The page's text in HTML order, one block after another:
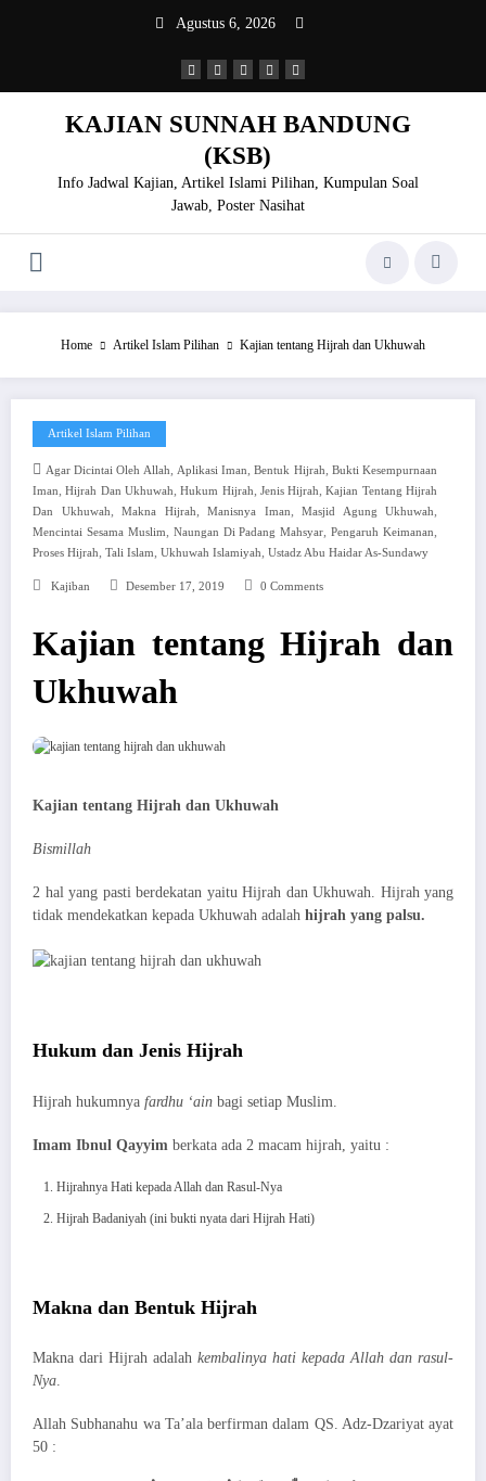
Agustus 6, 2026
KAJIAN SUNNAH BANDUNG
(KSB)
Info Jadwal Kajian, Artikel Islami Pilihan, Kumpulan Soal
Jawab, Poster Nasihat
Home Artikel Islam Pilihan Kajian tentang Hijrah dan Ukhuwah
Artikel Islam Pilihan
Agar Dicintai Oleh Allah, Aplikasi Iman,Bentuk Hijrah, Bukti Kesempurnaan
Iman,Hijrah Dan Ukhuwah,Hukum Hijrah, Jenis Hijrah,Kajian Tentang Hijrah
Dan Ukhuwah, Makna Hijrah, Manisnya Iman, Masjid Agung Ukhuwah,
Mencintai Sesama Muslim, Naungan Di Padang Mahsyar,Pengaruh Keimanan,
Proses Hijrah, Tali Islam, Ukhuwah Islamiyah, Ustadz Abu Haidar As-Sundawy
Kajiban Desember 17, 2019 0 Comments
Kajian tentang Hijrah dan
Ukhuwah
Kajian tentang Hijrah dan Ukhuwah
Bismillah
2 hal yang pasti berdekatan yaitu Hijrah dan Ukhuwah. Hijrah yang
tidak mendekatkan kepada Ukhuwah adalah hijrah yang palsu.
Hukum dan Jenis Hijrah
Hijrah hukumnya fardhu ‘ain bagi setiap Muslim.
Imam Ibnul Qayyim berkata ada 2 macam hijrah, yaitu :
Hijrahnya Hati kepada Allah dan Rasul-Nya
Hijrah Badaniyah (ini bukti nyata dari Hijrah Hati)
Makna dan Bentuk Hijrah
Makna dari Hijrah adalah kembalinya hati kepada Allah dan rasul-
Nya.
Allah Subhanahu wa Ta’ala berfirman dalam QS. Adz-Dzariyat ayat
50 :